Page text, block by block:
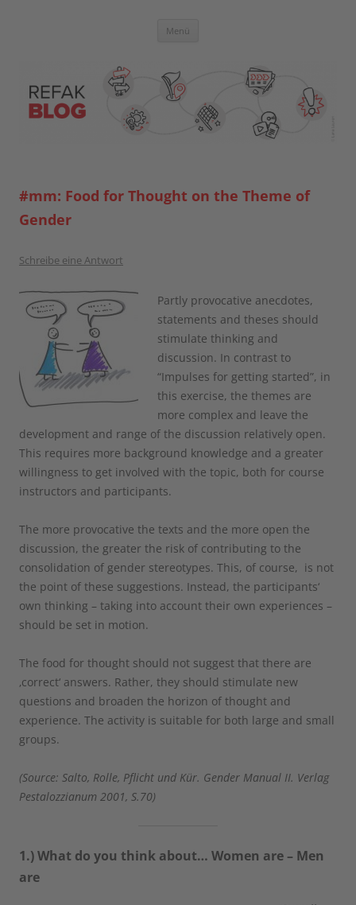
Blog der Referent:innen Akademie
Menü
#mm: Food for Thought on the Theme of
Gender
Schreibe eine Antwort
Partly provocative anecdotes,
statements and theses should
stimulate thinking and
discussion. In contrast to
“Impulses for getting started”, in
this exercise, the themes are
more complex and leave the
development and range of the discussion relatively open.
This requires more background knowledge and a greater
willingness to get involved with the topic, both for course
instructors and participants.
The more provocative the texts and the more open the
discussion, the greater the risk of contributing to the
consolidation of gender stereotypes. This, of course, is not
the point of these suggestions. Instead, the participants‘
own thinking – taking into account their own experiences –
should be set in motion.
The food for thought should not suggest that there are
‚correct‘ answers. Rather, they should stimulate new
questions and broaden the horizon of thought and
experience. The activity is suitable for both large and small
groups.
(Source: Salto, Rolle, Pflicht und Kür. Gender Manual II. Verlag
Pestalozzianum 2001, S.70)
1.) What do you think about… Women are – Men
are